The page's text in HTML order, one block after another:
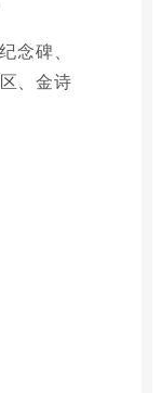
念碑、
、金诗